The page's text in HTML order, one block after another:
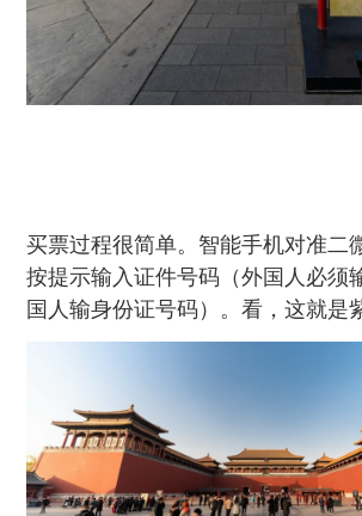
买票过程很简单。智能手机对准二
按提示输入证件号码（外国人必须
国人输身份证号码）。看，这就是